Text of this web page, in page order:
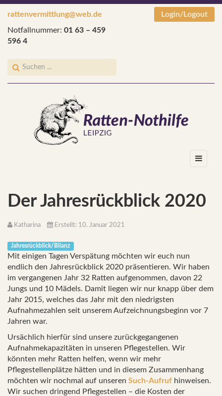
rattenvermittlung@web.de
Notfallnummer: 01 63 – 459
596 4
Login/Logout
Der Jahresrückblick 2020
Katharina Erstellt: 10. Januar 2021
Jahresrückblick/Bilanz
Mit einigen Tagen Verspätung möchten wir euch nun
endlich den Jahresrückblick 2020 präsentieren. Wir haben
im vergangenen Jahr 32 Ratten aufgenommen, davon 22
Jungs und 10 Mädels. Damit liegen wir nur knapp über dem
Jahr 2015, welches das Jahr mit den niedrigsten
Aufnahmezahlen seit unserem Aufzeichnungsbeginn vor 7
Jahren war.
Ursächlich hierfür sind unsere zurückgegangenen
Aufnahmekapazitäten in unseren Pflegestellen. Wir
könnten mehr Ratten helfen, wenn wir mehr
Pflegestellenplätze hätten und in diesem Zusammenhang
möchten wir nochmal auf unseren Such-Aufruf hinweisen.
Wir suchen dringend Pflegestellen – die Kosten der